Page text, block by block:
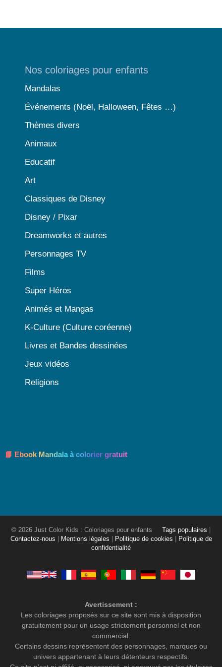
Nos coloriages pour enfants
Mandalas
Événements (Noël, Halloween, Fêtes …)
Thèmes divers
Animaux
Educatif
Art
Classiques de Disney
Disney / Pixar
Dreamworks et autres
Personnages TV
Films
Super Héros
Animés et Mangas
K-Culture (Culture coréenne)
Livres et Bandes dessinées
Jeux vidéos
Religions
📘 Ebook Mandala à colorier gratuit
© 2026 Just Color Kids : Coloriages pour enfants Tags populaires
Contactez-nous
Mentions légales Politique de cookies
Politique de
confidentialité
Avertissement :
Les coloriages proposés sur ce site sont mis à disposition
gratuitement pour un usage strictement personnel et non
commercial.
Certains dessins représentent des personnages, marques ou
univers appartenant à leurs détenteurs respectifs.